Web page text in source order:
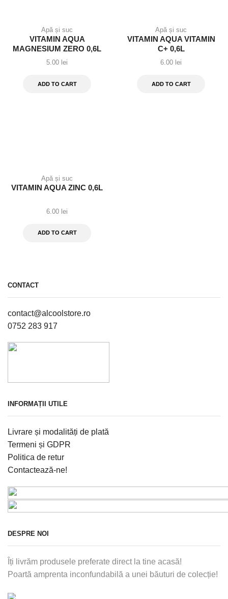
Apă și suc
VITAMIN AQUA
MAGNESIUM ZERO 0,6L
5.00 lei
ADD TO CART
Apă și suc
VITAMIN AQUA VITAMIN
C+ 0,6L
6.00 lei
ADD TO CART
Apă și suc
VITAMIN AQUA ZINC 0,6L
6.00 lei
ADD TO CART
CONTACT
contact@alcoolstore.ro
0752 283 917
INFORMAȚII UTILE
Livrare și modalități de plată
Termeni și GDPR
Politica de retur
Contactează-ne!
DESPRE NOI
Îți livrăm produsele preferate direct la tine acasă!
Poartă amprenta inconfundabilă a unei băuturi de colecție!